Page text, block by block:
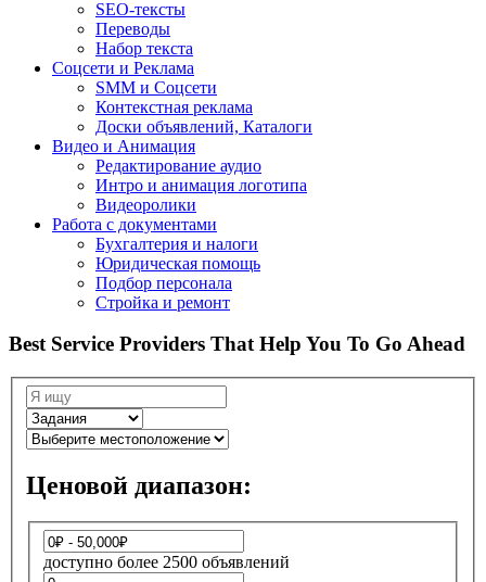
SEO-тексты
Переводы
Набор текста
Соцсети и Реклама
SMM и Соцсети
Контекстная реклама
Доски объявлений, Каталоги
Видео и Анимация
Редактирование аудио
Интро и анимация логотипа
Видеоролики
Работа с документами
Бухгалтерия и налоги
Юридическая помощь
Подбор персонала
Стройка и ремонт
Best Service Providers That Help You To Go Ahead
Ценовой диапазон:
доступно более 2500 объявлений